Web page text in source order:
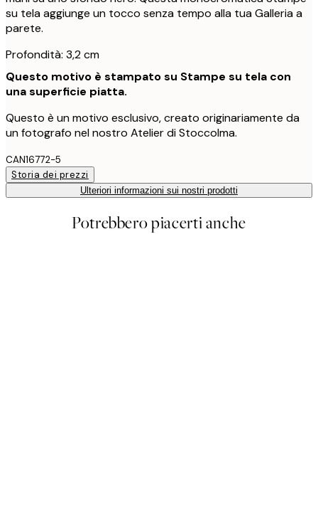
su tela aggiunge un tocco senza tempo alla tua Galleria a
parete.
Profondità: 3,2 cm
Questo motivo è stampato su Stampe su tela con
una superficie piatta.
Questo è un motivo esclusivo, creato originariamente da
un fotografo nel nostro Atelier di Stoccolma.
CAN16772-5
Storia dei prezzi
Ulteriori informazioni sui nostri prodotti
Potrebbero piacerti anche